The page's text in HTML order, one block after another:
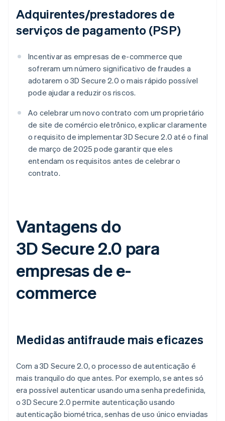
Adquirentes/prestadores de
serviços de pagamento (PSP)
Incentivar as empresas de e-commerce que
sofreram um número significativo de fraudes a
adotarem o 3D Secure 2.0 o mais rápido possível
pode ajudar a reduzir os riscos.
Ao celebrar um novo contrato com um proprietário
de site de comércio eletrônico, explicar claramente
o requisito de implementar 3D Secure 2.0 até o final
de março de 2025 pode garantir que eles
entendam os requisitos antes de celebrar o
contrato.
Vantagens do
3D Secure 2.0 para
empresas de e-
commerce
Medidas antifraude mais eficazes
Com a 3D Secure 2.0, o processo de autenticação é
mais tranquilo do que antes. Por exemplo, se antes só
era possível autenticar usando uma senha predefinida,
o 3D Secure 2.0 permite autenticação usando
autenticação biométrica, senhas de uso único enviadas